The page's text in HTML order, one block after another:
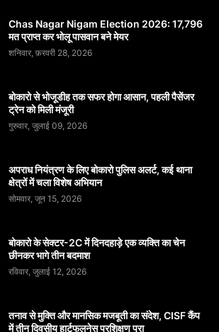
Chas Nagar Nigam Election 2026: 17,796
मत प्राप्त कर भोलू पासवान बने मेयर
शनिवार, फ़रवरी 28, 2026
बोकारो से भोजूडीह तक सफर होगा आसान, पहली पैसेंजर
ट्रेन को मिली मंजूरी
गुरुवार, जुलाई 09, 2026
अपराध नियंत्रण के लिए बोकारो पुलिस अलर्ट, कई थाना
क्षेत्रों में चला विशेष अभियान
सोमवार, जून 15, 2026
बोकारो के सेक्टर-2C में दिनदहाड़े एक व्यक्ति का चेन
छीनकर भागे तीन बदमाश
रविवार, जुलाई 12, 2026
तनाव से मुक्ति और मानसिक मजबूती का संदेश, CISF कैंप
में तीन दिवसीय हार्टफुलनेस प्रशिक्षण पूरा